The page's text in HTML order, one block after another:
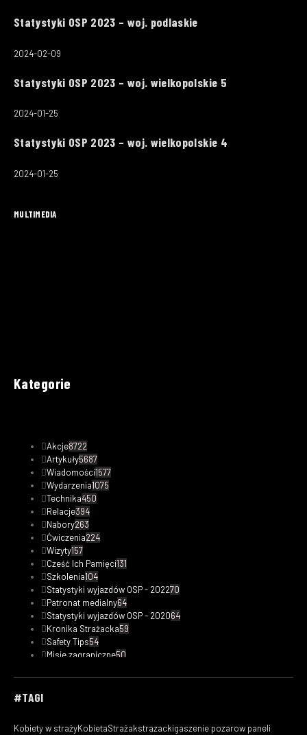
Statystyki OSP 2023 – woj. podlaskie
2024-02-09
Statystyki OSP 2023 – woj. wielkopolskie 5
2024-01-25
Statystyki OSP 2023 – woj. wielkopolskie 4
2024-01-25
MULTIMEDIA
Kategorie
Akcje8722
Artykuły5687
Wiadomości1577
Wydarzenia1075
Technika450
Relacje394
Nabory263
Ćwiczenia224
Wizyty157
Cześć Ich Pamięci131
Szkolenia104
Statystyki wyjazdów OSP - 202270
Patronat medialny64
Statystyki wyjazdów OSP - 202064
Kronika Strażacka59
Safety Tips54
Misje zagraniczne50
Fotorelacje33
#TAGI
Kobiety w strażyKobietaStrażakstrazackigaszenie pozarow paneli